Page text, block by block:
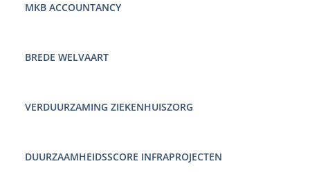
MKB ACCOUNTANCY
BREDE WELVAART
VERDUURZAMING ZIEKENHUISZORG
DUURZAAMHEIDSSCORE INFRAPROJECTEN